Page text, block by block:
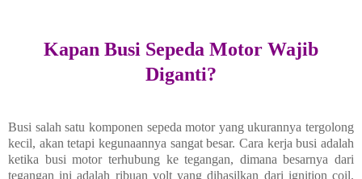
Kapan Busi Sepeda Motor Wajib
Diganti?
Busi salah satu komponen sepeda motor yang ukurannya tergolong
kecil, akan tetapi kegunaannya sangat besar. Cara kerja busi adalah
ketika busi motor terhubung ke tegangan, dimana besarnya dari
tegangan ini adalah ribuan volt yang dihasilkan dari ignition coil.